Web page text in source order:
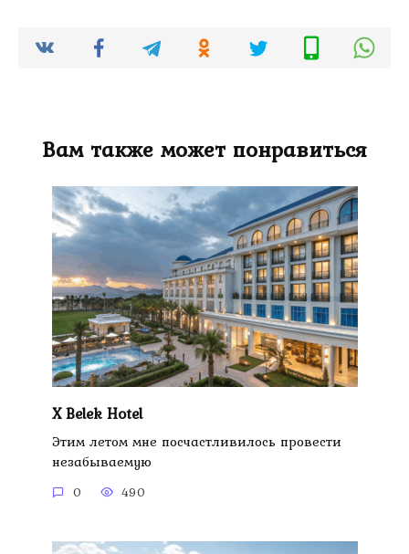
Вам также может понравиться
X Belek Hotel
Этим летом мне посчастливилось провести
незабываемую
0 490